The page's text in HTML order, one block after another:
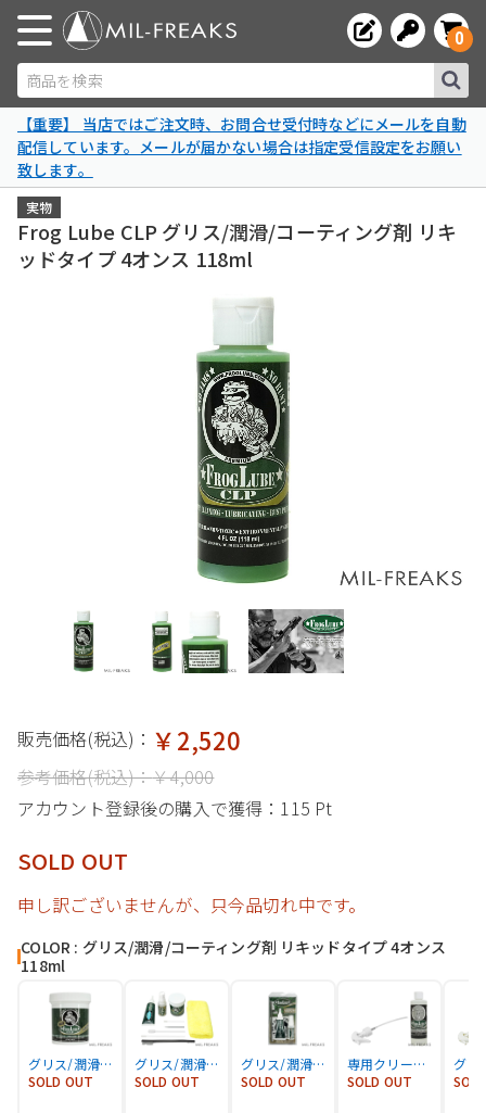
商品を検索
0
【重要】 当店ではご注文時、お問合せ受付時などにメールを自動
配信しています。メールが届かない場合は指定受信設定をお願い
致します。
実物
Frog Lube CLP グリス/潤滑/コーティング剤 リキ
ッドタイプ 4オンス 118ml
販売価格(税込)： ￥2,520
参考価格(税込)：￥4,000
アカウント登録後の購入で獲得： 115 Pt
SOLD OUT
申し訳ございませんが、只今品切れ中です。
COLOR : グリス/潤滑/コーティング剤 リキッドタイプ 4オンス
118ml
グリス/潤滑/コーティング剤 ペーストタイプ 4オンス 118ml
SOLD OUT
グリス/潤滑/コーティング剤&クリーナー&ツール一式
SOLD OUT
グリス/潤滑/コーティング剤&クリーナー&ブラシセット
SOLD OUT
専用クリーナー Super Degreaser スプレータイプ 8オンス 236ml
SOLD OUT